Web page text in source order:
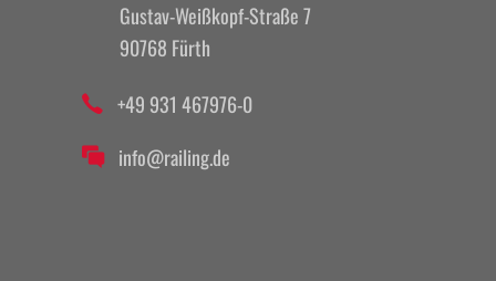
Gustav-Weißkopf-Straße 7
90768 Fürth
+49 931 467976-0
info@railing.de